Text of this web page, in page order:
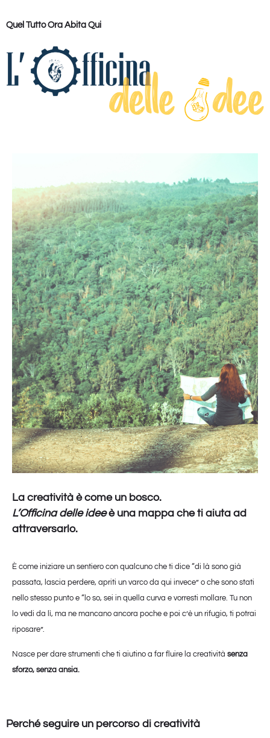
Quel Tutto Ora Abita Qui
La creatività è come un bosco.
L’Officina delle ideeè una mappa che ti aiuta ad
attraversarlo.
È come iniziare un sentiero con qualcuno che ti dice “di là sono già
passata, lascia perdere, apriti un varco da qui invece” o che sono stati
nello stesso punto e “lo so, sei in quella curva e vorresti mollare. Tu non
lo vedi da lì, ma ne mancano ancora poche e poi c’è un rifugio, ti potrai
riposare”.
Nasce per dare strumenti che ti aiutino a far fluire la creatività senza
sforzo, senza ansia.
Perché seguire un percorso di creatività